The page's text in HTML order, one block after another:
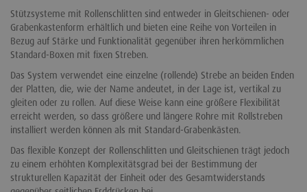
Stützsysteme mit Rollenschlitten sind entweder in Gleitschienen- oder
Grabenkastenform erhältlich und bieten eine Reihe von Vorteilen in
Bezug auf Stärke und Funktionalität gegenüber ihren herkömmlichen
Standard-Boxen mit fixen Streben.
Das System verwendet eine einzelne (rollende) Strebe an beiden Enden
der Platten, die, wie der Name andeutet, in der Lage ist, vertikal zu
gleiten oder zu rollen. Auf diese Weise kann eine größere Flexibilität
erreicht werden, so dass größere und längere Rohre mit Rollstreben
installiert werden können als mit Standard-Grabenkästen.
Das flexible Konzept der Rollenschlitten und Gleitschienen trägt jedoch
zu einem erhöhten Komplexitätsgrad bei der Bestimmung der
strukturellen Kapazität der Einheit oder des Gesamtwiderstands